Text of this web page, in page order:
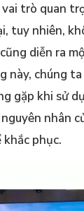
vai trò quan
tuy nhiên,
diễn ra
này, chúng
gặp khi sử
nhân
khắc phục.